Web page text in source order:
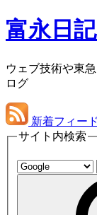
富永日
ウェブ技術や東
ログ
新着フィード
サイト内検索